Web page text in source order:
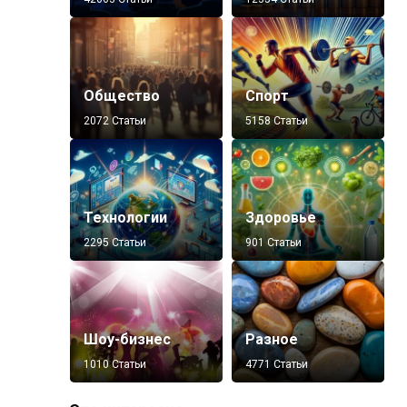
Общество
2072 Статьи
Спорт
5158 Статьи
Технологии
2295 Статьи
Здоровье
901 Статьи
Шоу-бизнес
1010 Статьи
Разное
4771 Статьи